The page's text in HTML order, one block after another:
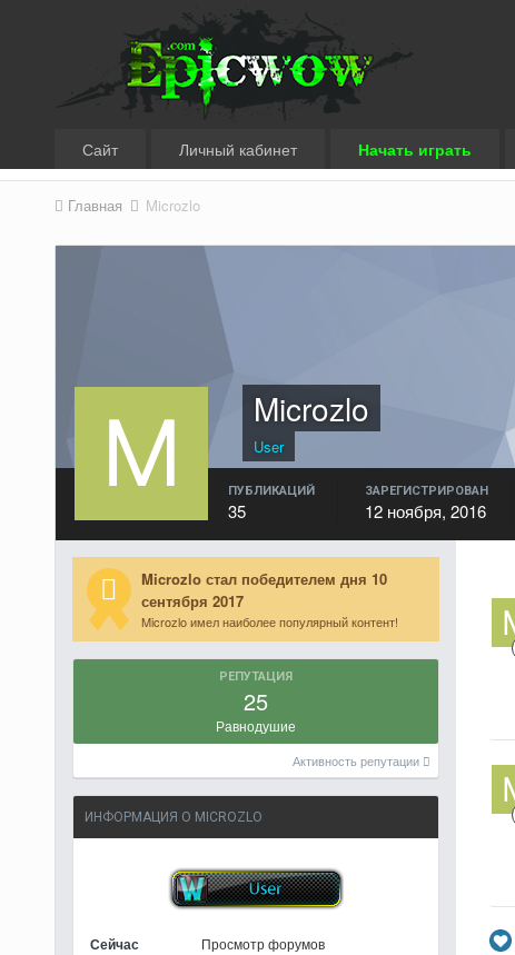
Сайт Личный кабинет Начать играть
Главная Microzlo
Microzlo
User
ПУБЛИКАЦИЙ
35
ЗАРЕГИСТРИРОВАН
12 ноября, 2016
Microzlo стал победителем дня 10
сентября 2017
Microzlo имел наиболее популярный контент!
РЕПУТАЦИЯ
25
Равнодушие
Активность репутации
ИНФОРМАЦИЯ О MICROZLO
Сейчас Просмотр форумов